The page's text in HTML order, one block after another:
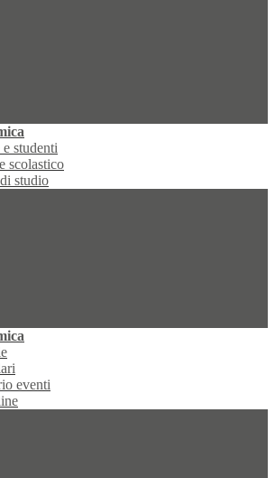
studenti
scolastico
studio
eventi